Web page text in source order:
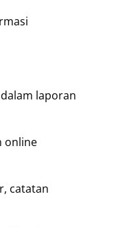
laporan
online
catatan